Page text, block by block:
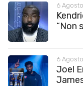
6
“Non
6
Joel